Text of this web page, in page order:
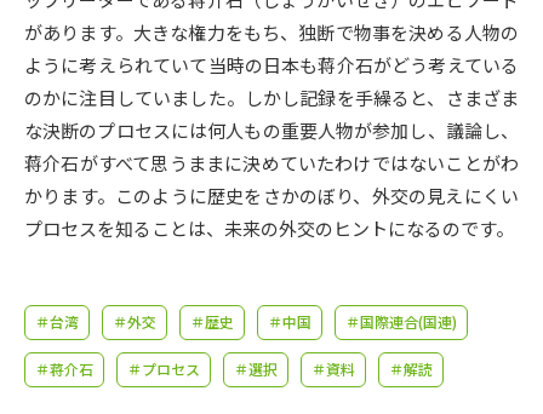
先輩が入学を決めた理由 テレメール全国一斉進学調査
新生活お役立ちガイド
学問発見 学問検索
大学で学びたい学問発見
学問のミニ講義「夢ナビ講義」 学問分野解説
があります。大きな権力をもち、独断で物事を決める人物の
ように考えられていて当時の日本も蒋介石がどう考えている
のかに注目していました。しかし記録を手繰ると、さまざま
な決断のプロセスには何人もの重要人物が参加し、議論し、
蒋介石がすべて思うままに決めていたわけではないことがわ
かります。このように歴史をさかのぼり、外交の見えにくい
プロセスを知ることは、未来の外交のヒントになるのです。
＃台湾 ＃外交 ＃歴史 ＃中国 ＃国際連合(国連)
＃蒋介石 ＃プロセス ＃選択 ＃資料 ＃解読